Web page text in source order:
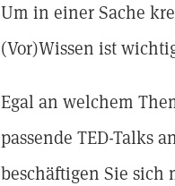
Um in einer Sache
(Vor)Wissen ist
Egal an welchem
passende TED-Talks
beschäftigen Sie sich